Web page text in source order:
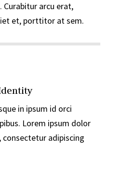
arcu erat,
et, porttitor at sem.
in ipsum id orci
Lorem ipsum dolor
adipiscing